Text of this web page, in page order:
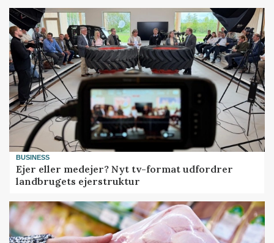
BUSINESS
Ejer eller medejer? Nyt tv-format udfordrer
landbrugets ejerstruktur